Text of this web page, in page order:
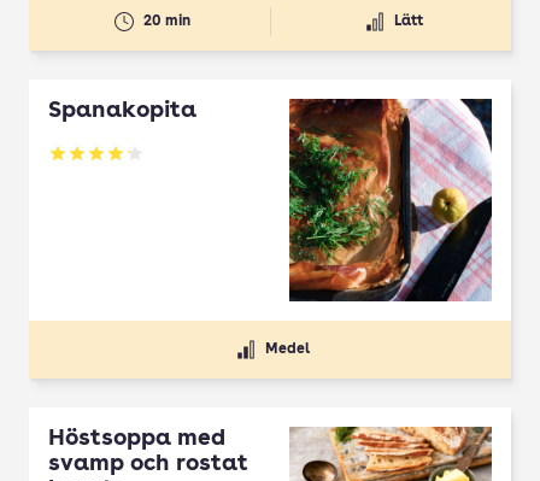
20 min Lätt
Spanakopita
Betyg: 4.1 av 5
Medel
Höstsoppa med
svamp och rostat